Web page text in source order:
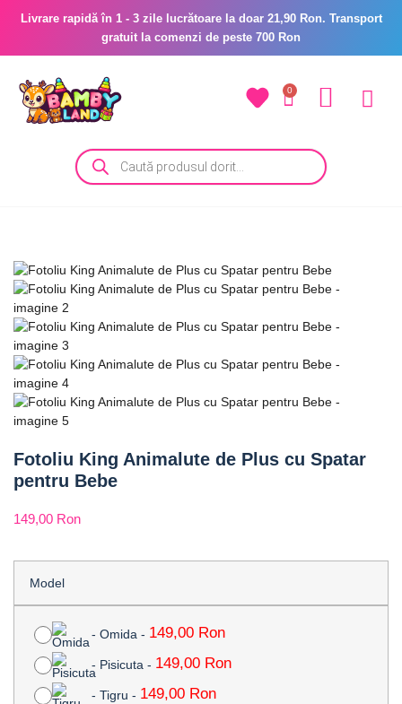
Livrare rapidă în 1 - 3 zile lucrătoare la doar 21,90 Ron. Transport
gratuit la comenzi de peste 700 Ron
0
Fotoliu King Animalute de Plus cu Spatar
pentru Bebe
149,00 Ron
Model
- Omida - 149,00 Ron
- Pisicuta - 149,00 Ron
- Tigru - 149,00 Ron